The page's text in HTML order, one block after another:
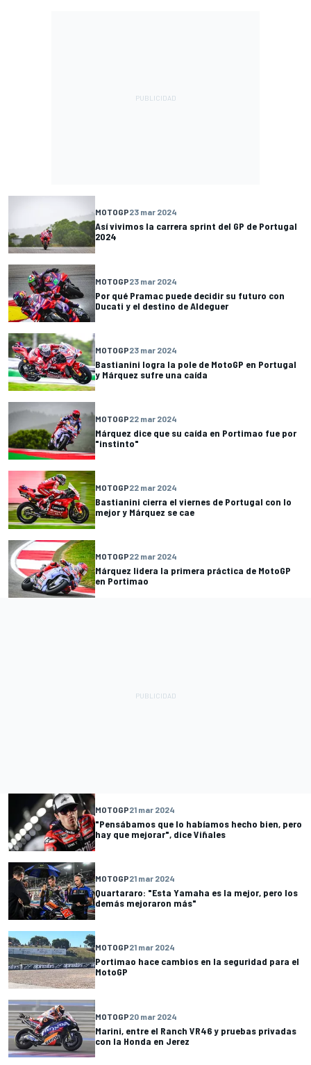
MOTOGP23 mar 2024
Así vivimos la carrera sprint del GP de Portugal
2024
MOTOGP23 mar 2024
Por qué Pramac puede decidir su futuro con
Ducati y el destino de Aldeguer
MOTOGP23 mar 2024
Bastianini logra la pole de MotoGP en Portugal
y Márquez sufre una caída
MOTOGP22 mar 2024
Márquez dice que su caída en Portimao fue por
"instinto"
MOTOGP22 mar 2024
Bastianini cierra el viernes de Portugal con lo
mejor y Márquez se cae
MOTOGP22 mar 2024
Márquez lidera la primera práctica de MotoGP
en Portimao
MOTOGP21 mar 2024
"Pensábamos que lo habíamos hecho bien, pero
hay que mejorar", dice Viñales
MOTOGP21 mar 2024
Quartararo: "Esta Yamaha es la mejor, pero los
demás mejoraron más"
MOTOGP21 mar 2024
Portimao hace cambios en la seguridad para el
MotoGP
MOTOGP20 mar 2024
Marini, entre el Ranch VR46 y pruebas privadas
con la Honda en Jerez